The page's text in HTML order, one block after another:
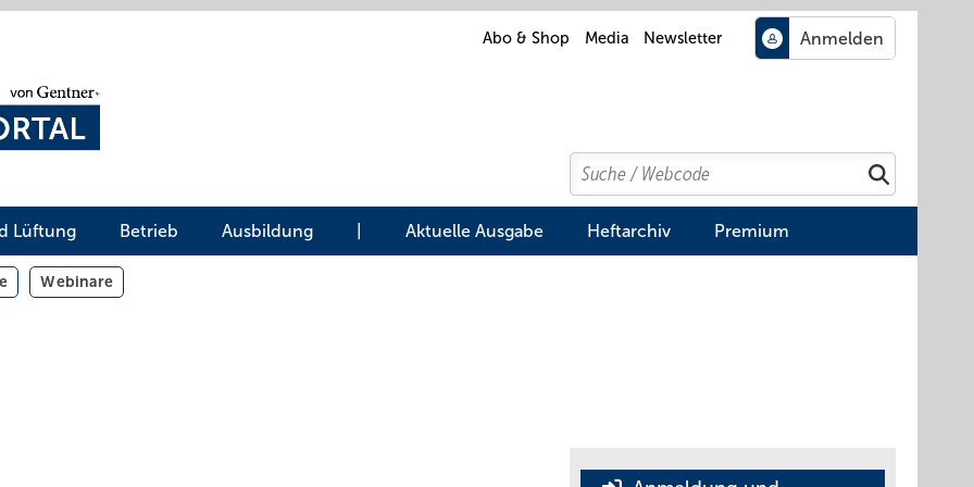
Abo & Shop Media Newsletter
Search
Suchen
Lüftung Betrieb Ausbildung Aktuelle Ausgabe Heftarchiv Premium
Webinare